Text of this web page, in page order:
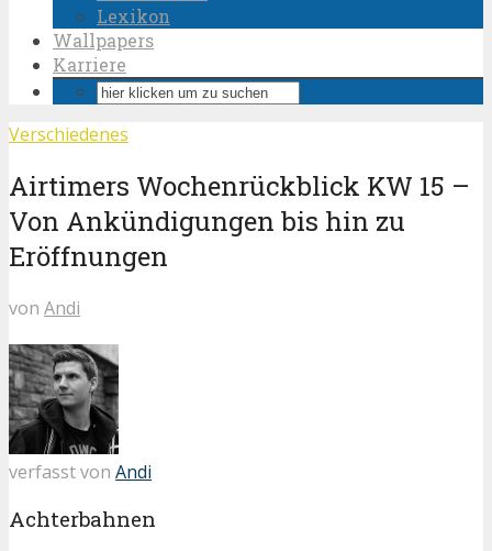
Lexikon
Wallpapers
Karriere
Verschiedenes
Airtimers Wochenrückblick KW 15 –
Von Ankündigungen bis hin zu
Eröffnungen
von Andi
verfasst von Andi
Achterbahnen